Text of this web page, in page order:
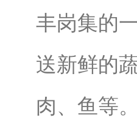
丰岗集的
送新鲜的
肉、鱼等